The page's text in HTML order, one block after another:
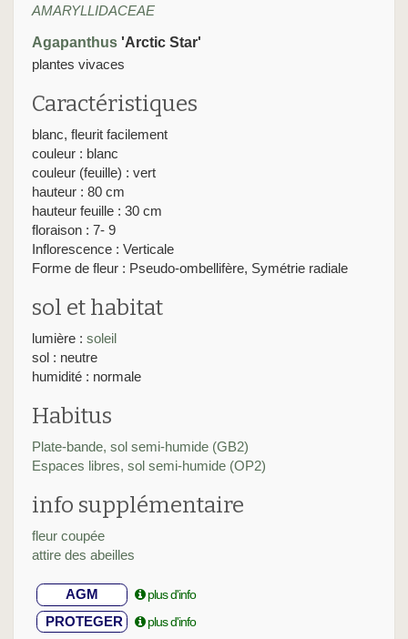
AMARYLLIDACEAE
Agapanthus 'Arctic Star'
plantes vivaces
Caractéristiques
blanc, fleurit facilement
couleur : blanc
couleur (feuille) : vert
hauteur : 80 cm
hauteur feuille : 30 cm
floraison : 7- 9
Inflorescence : Verticale
Forme de fleur : Pseudo-ombellifère, Symétrie radiale
sol et habitat
lumière : soleil
sol : neutre
humidité : normale
Habitus
Plate-bande, sol semi-humide (GB2)
Espaces libres, sol semi-humide (OP2)
info supplémentaire
fleur coupée
attire des abeilles
AGM plus d'info
PROTEGER plus d'info